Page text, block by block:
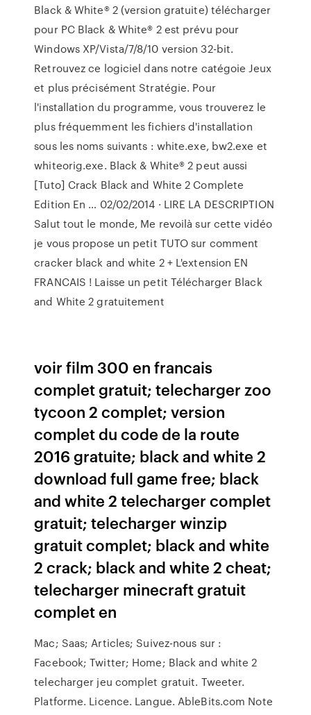
Black & White® 2 (version gratuite) télécharger
pour PC Black & White® 2 est prévu pour
Windows XP/Vista/7/8/10 version 32-bit.
Retrouvez ce logiciel dans notre catégoie Jeux
et plus précisément Stratégie. Pour
l'installation du programme, vous trouverez le
plus fréquemment les fichiers d'installation
sous les noms suivants : white.exe, bw2.exe et
whiteorig.exe. Black & White® 2 peut aussi
[Tuto] Crack Black and White 2 Complete
Edition En … 02/02/2014 · LIRE LA DESCRIPTION
Salut tout le monde, Me revoilà sur cette vidéo
je vous propose un petit TUTO sur comment
cracker black and white 2 + L'extension EN
FRANCAIS ! Laisse un petit Télécharger Black
and White 2 gratuitement
voir film 300 en francais
complet gratuit; telecharger zoo
tycoon 2 complet; version
complet du code de la route
2016 gratuite; black and white 2
download full game free; black
and white 2 telecharger complet
gratuit; telecharger winzip
gratuit complet; black and white
2 crack; black and white 2 cheat;
telecharger minecraft gratuit
complet en
Mac; Saas; Articles; Suivez-nous sur :
Facebook; Twitter; Home; Black and white 2
telecharger jeu complet gratuit. Tweeter.
Platforme. Licence. Langue. AbleBits.com Note